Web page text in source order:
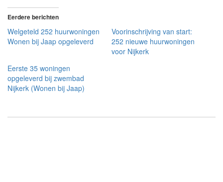
Eerdere berichten
Welgeteld 252 huurwoningen
Wonen bij Jaap opgeleverd
Voorinschrijving van start:
252 nieuwe huurwoningen
voor Nijkerk
Eerste 35 woningen
opgeleverd bij zwembad
Nijkerk (Wonen bij Jaap)